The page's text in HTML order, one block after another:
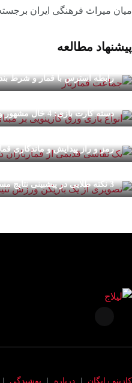
میان میراث فرهنگی ایران
پیشنهاد مطالعه
رابطه استرس با قمار و شرط
دسته کارت بازی: 4 خال مشهور ورق
رمز و راز پیدایش و ماندگاری
3 نکته طلایی در پیشبینی نتایج مسابقات تنیس
کازینو رایگان درباره پوشیدگی